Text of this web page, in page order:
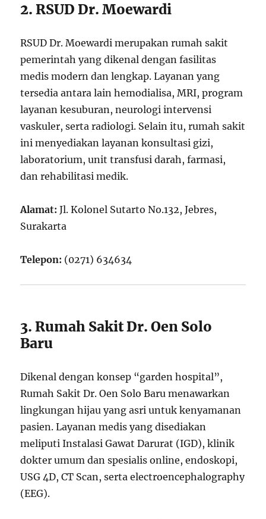
2. RSUD Dr. Moewardi
RSUD Dr. Moewardi merupakan rumah sakit
pemerintah yang dikenal dengan fasilitas
medis modern dan lengkap. Layanan yang
tersedia antara lain hemodialisa, MRI, program
layanan kesuburan, neurologi intervensi
vaskuler, serta radiologi. Selain itu, rumah sakit
ini menyediakan layanan konsultasi gizi,
laboratorium, unit transfusi darah, farmasi,
dan rehabilitasi medik.
Alamat: Jl. Kolonel Sutarto No.132, Jebres,
Surakarta
Telepon: (0271) 634634
3. Rumah Sakit Dr. Oen Solo
Baru
Dikenal dengan konsep “garden hospital”,
Rumah Sakit Dr. Oen Solo Baru menawarkan
lingkungan hijau yang asri untuk kenyamanan
pasien. Layanan medis yang disediakan
meliputi Instalasi Gawat Darurat (IGD), klinik
dokter umum dan spesialis online, endoskopi,
USG 4D, CT Scan, serta electroencephalography
(EEG).